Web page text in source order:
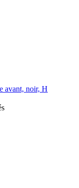
avant, noir, H